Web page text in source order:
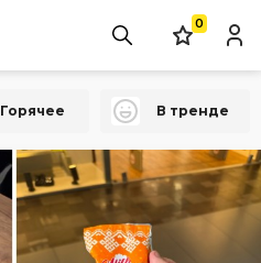
0
Горячее В тренде